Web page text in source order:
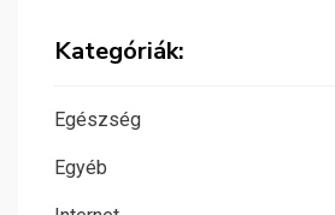
Kategóriák:
Egészség
Egyéb